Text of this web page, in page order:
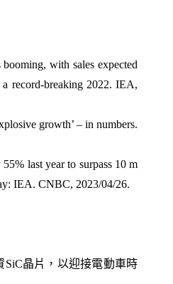
with sales expected
record-breaking 2022. IEA,
growth’ – in numbers.
last year to surpass 10 m
IEA. CNBC, 2023/04/26.
SiC晶片，以迎接電動車時